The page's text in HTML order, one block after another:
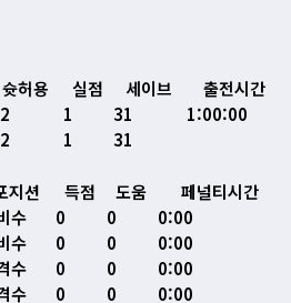
슛허용 실점 세이브
출전시간
1 31
1:00:00
1 31
지션 득점 도움
페널티시간
수 0 0
0:00
수 0 0
0:00
수 0 0
0:00
수 0 0
0:00